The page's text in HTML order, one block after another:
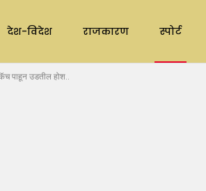
देश-विदेश राजकारण स्पोर्ट
पाहून उडतील होश..